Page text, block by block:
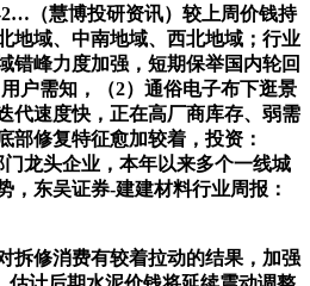
（慧博投研资讯）较上周价钱持
地域、中南地域、西北地域；行业
错峰力度加强，短期保举国内轮回
户需知，（2）通俗电子布下逛景
代速度快，正在高厂商库存、弱需
部修复特征愈加较着，投资：
门龙头企业，本年以来多个一线城
，东吴证券-建建材料行业周报：
修消费有较着拉动的结果，加强